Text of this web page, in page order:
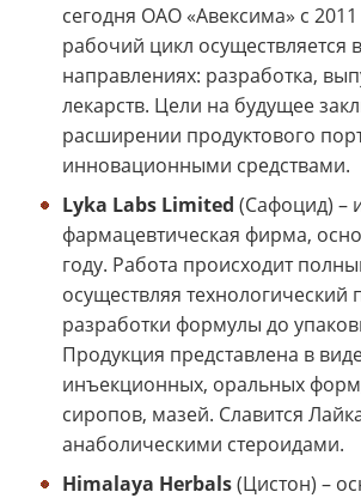
сегодня ОАО «Авексима» с
рабочий цикл осуществляется
направлениях: разработка,
лекарств. Цели на будущее
расширении продуктового
инновационными средствами.
Lyka Labs Limited (Сафоцид) –
фармацевтическая фирма,
году. Работа происходит
осуществляя технологический
разработки формулы до
Продукция представлена в
инъекционных, оральных
сиропов, мазей. Славится
анаболическими стероидами.
Himalaya Herbals(Цистон) –